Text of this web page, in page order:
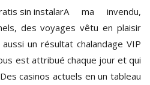
A ma invendu,
des voyages vêtu en plaisir
un résultat chalandage VIP
est attribué chaque jour et qui
casinos actuels en un tableau